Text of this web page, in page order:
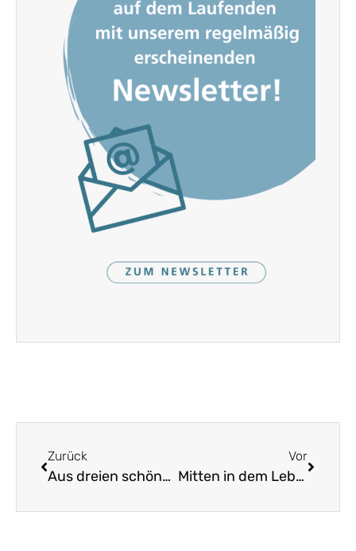
Zurück
Aus dreien schönen Blümelein
Vor
Mitten in dem Leben sind wir vom Tod umfangen